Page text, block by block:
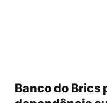
Banco do Brics